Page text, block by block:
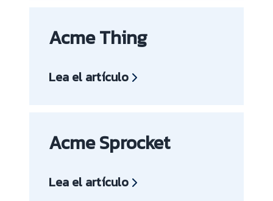
Acme Thing
Lea el artículo
Acme Sprocket
Lea el artículo